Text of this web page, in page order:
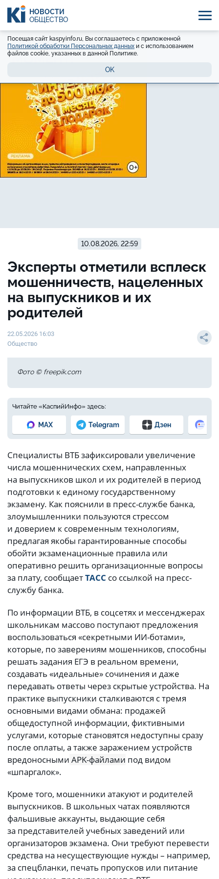
НОВОСТИ
ОБЩЕСТВО
Посещая сайт kaspyinfo.ru, Вы соглашаетесь с приложенной
Политикой обработки Персональных данных и с использованием
файлов cookie, указанных в данной Политике.
OK
10.08.2026, 22:59
Эксперты отметили всплеск
мошенничеств, нацеленных
на выпускников и их
родителей
22.05.2026 16:03
Общество
Фото © freepik.com
Читайте «КаспийИнфо» здесь:
MAX Telegram Дзен
Специалисты ВТБ зафиксировали увеличение
числа мошеннических схем, направленных
на выпускников школ и их родителей в период
подготовки к единому государственному
экзамену. Как пояснили в пресс-службе банка,
злоумышленники пользуются стрессом
и доверием к современным технологиям,
предлагая якобы гарантированные способы
обойти экзаменационные правила или
оперативно решить организационные вопросы
за плату, сообщаетТАСС со ссылкой на пресс-
службу банка.
По информации ВТБ, в соцсетях и мессенджерах
школьникам массово поступают предложения
воспользоваться «секретными ИИ-ботами»,
которые, по заверениям мошенников, способны
решать задания ЕГЭ в реальном времени,
создавать «идеальные» сочинения и даже
передавать ответы через скрытые устройства. На
практике выпускники сталкиваются с тремя
основными видами обмана: продажей
общедоступной информации, фиктивными
услугами, которые становятся недоступны сразу
после оплаты, а также заражением устройств
вредоносными APK-файлами под видом
«шпаргалок».
Кроме того, мошенники атакуют и родителей
выпускников. В школьных чатах появляются
фальшивые аккаунты, выдающие себя
за представителей учебных заведений или
организаторов экзамена. Они требуют перевести
средства на несуществующие нужды – например,
за спецбланки, печать пропусков или питание